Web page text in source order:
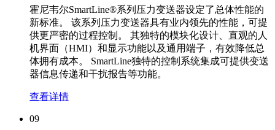
霍尼韦尔SmartLine®系列压力变送器设定了总体性能的
新标准。 该系列压力变送器具有业内领先的性能，可提
供更严密的过程控制。 其独特的模块化设计、直观的人
机界面（HMI）和显示功能以及通用端子，有效降低总
体拥有成本。 SmartLine独特的控制系统集成可提供变送
器信息传递和干扰报告等功能。
查看详情
09